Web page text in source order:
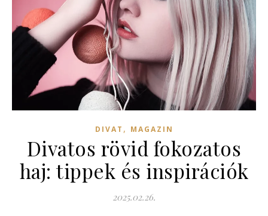
DIVAT , MAGAZIN
Divatos rövid fokozatos
haj: tippek és inspirációk
2025.02.26.